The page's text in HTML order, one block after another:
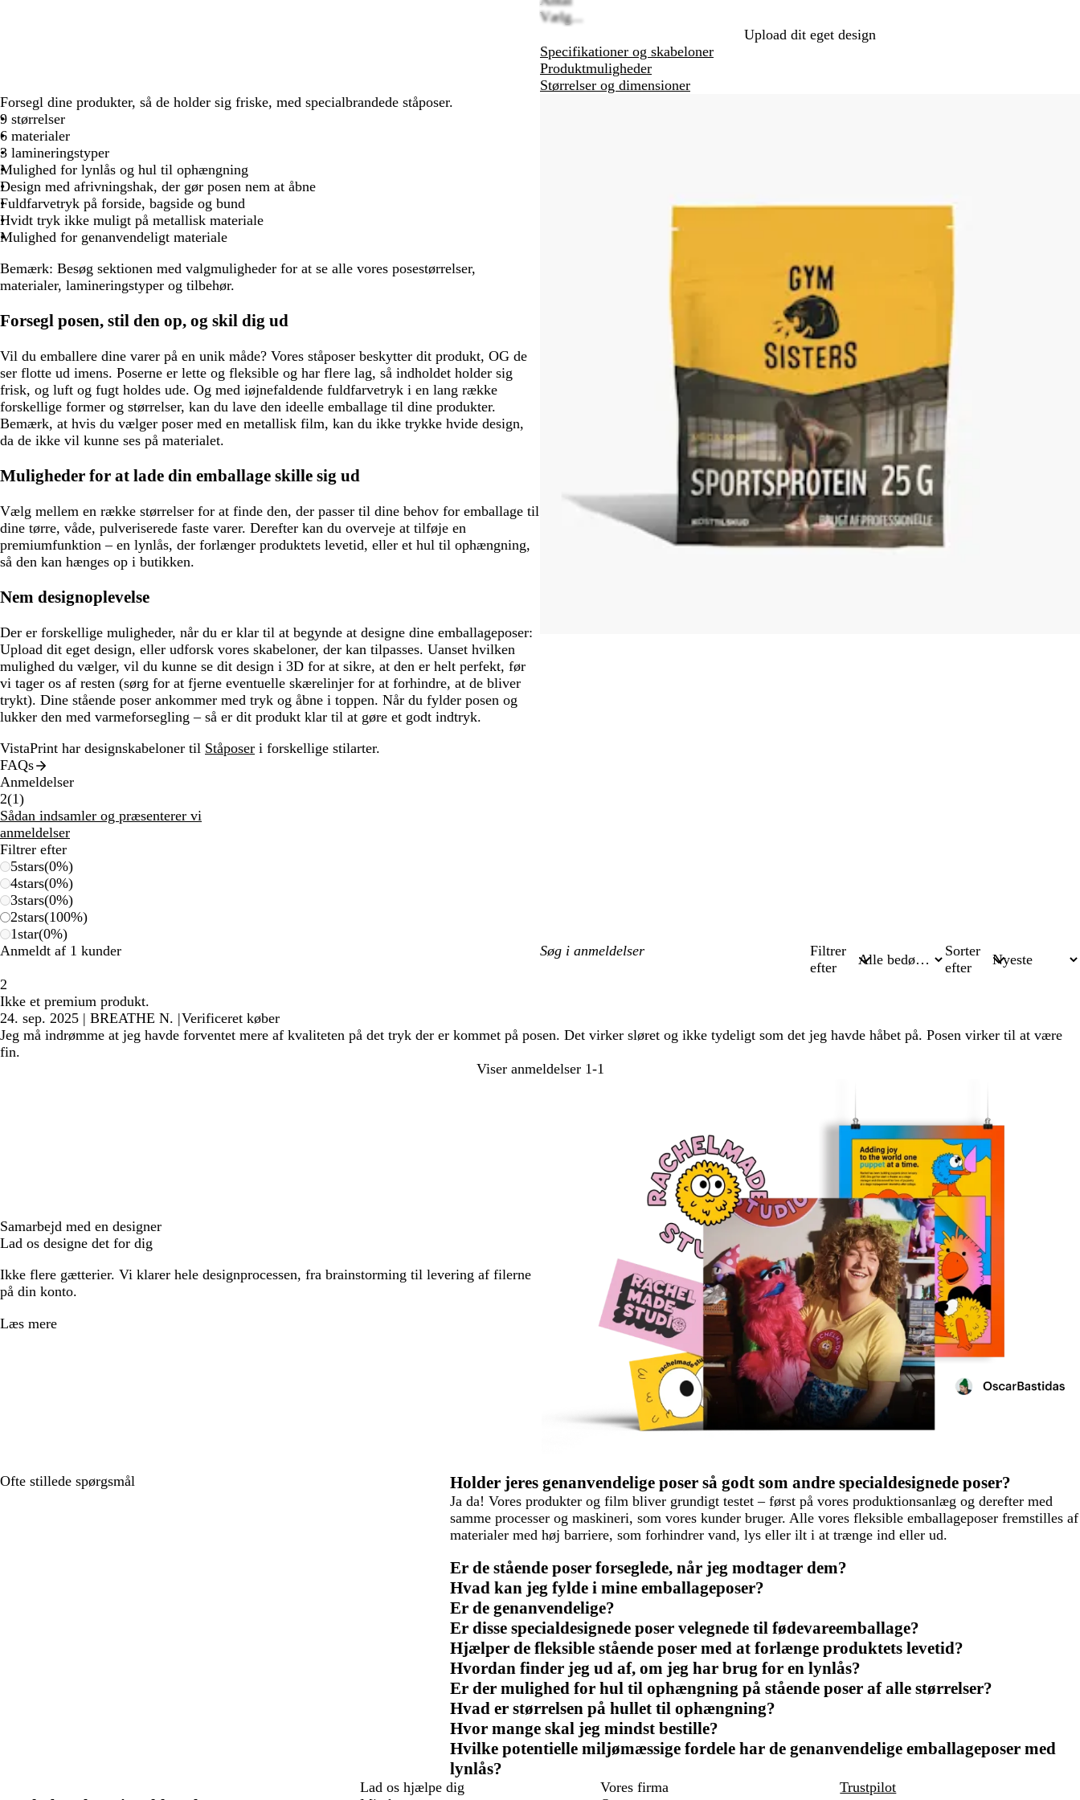
Vælg...
Upload dit eget design
Specifikationer og skabeloner
Produktmuligheder
Størrelser og dimensioner
Forsegl dine produkter, så de holder sig friske, med specialbrandede ståposer.
9 størrelser
6 materialer
3 lamineringstyper
Mulighed for lynlås og hul til ophængning
Design med afrivningshak, der gør posen nem at åbne
Fuldfarvetryk på forside, bagside og bund
Hvidt tryk ikke muligt på metallisk materiale
Mulighed for genanvendeligt materiale
Bemærk: Besøg sektionen med valgmuligheder for at se alle vores posestørrelser,
materialer, lamineringstyper og tilbehør.
Forsegl posen, stil den op, og skil dig ud
Vil du emballere dine varer på en unik måde? Vores ståposer beskytter dit produkt, OG de
ser flotte ud imens. Poserne er lette og fleksible og har flere lag, så indholdet holder sig
frisk, og luft og fugt holdes ude. Og med iøjnefaldende fuldfarvetryk i en lang række
forskellige former og størrelser, kan du lave den ideelle emballage til dine produkter.
Bemærk, at hvis du vælger poser med en metallisk film, kan du ikke trykke hvide design,
da de ikke vil kunne ses på materialet.
Muligheder for at lade din emballage skille sig ud
Vælg mellem en række størrelser for at finde den, der passer til dine behov for emballage til
dine tørre, våde, pulveriserede faste varer. Derefter kan du overveje at tilføje en
premiumfunktion – en lynlås, der forlænger produktets levetid, eller et hul til ophængning,
så den kan hænges op i butikken.
Nem designoplevelse
Der er forskellige muligheder, når du er klar til at begynde at designe dine emballageposer:
Upload dit eget design, eller udforsk vores skabeloner, der kan tilpasses. Uanset hvilken
mulighed du vælger, vil du kunne se dit design i 3D for at sikre, at den er helt perfekt, før
vi tager os af resten (sørg for at fjerne eventuelle skærelinjer for at forhindre, at de bliver
trykt). Dine stående poser ankommer med tryk og åbne i toppen. Når du fylder posen og
lukker den med varmeforsegling – så er dit produkt klar til at gøre et godt indtryk.
VistaPrint har designskabeloner til Ståposer i forskellige stilarter.
FAQs
Anmeldelser
2(11
anmeldelser
)
Sådan indsamler og præsenterer vi
anmeldelser
Filtrer efter
5stars(0%)
4stars(0%)
3stars(0%)
2stars(100%)
1star(0%)
Anmeldt af 1 kunder
Min
Filtrer
efter
Sorter
efter
2
Ikke et premium produkt.
24. sep. 2025 | BREATHE N. |Verificeret køber
Jeg må indrømme at jeg havde forventet mere af kvaliteten på det tryk der er kommet på posen. Det virker sløret og ikke tydeligt som det jeg havde håbet på. Posen virker til at være
fin.
Viser anmeldelser 1-1
Samarbejd med en designer
Lad os designe det for dig
Ikke flere gætterier. Vi klarer hele designprocessen, fra brainstorming til levering af filerne
på din konto.
Læs mere
Ofte stillede spørgsmål Holder jeres genanvendelige poser så godt som andre specialdesignede poser?
Ja da! Vores produkter og film bliver grundigt testet – først på vores produktionsanlæg og derefter med
samme processer og maskineri, som vores kunder bruger. Alle vores fleksible emballageposer fremstilles af
materialer med høj barriere, som forhindrer vand, lys eller ilt i at trænge ind eller ud.
Er de stående poser forseglede, når jeg modtager dem?
Hvad kan jeg fylde i mine emballageposer?
Er de genanvendelige?
Er disse specialdesignede poser velegnede til fødevareemballage?
Hjælper de fleksible stående poser med at forlænge produktets levetid?
Hvordan finder jeg ud af, om jeg har brug for en lynlås?
Er der mulighed for hul til ophængning på stående poser af alle størrelser?
Hvad er størrelsen på hullet til ophængning?
Hvor mange skal jeg mindst bestille?
Hvilke potentielle miljømæssige fordele har de genanvendelige emballageposer med
lynlås?
Lad os hjælpe dig
Vores firma
Trustpilot